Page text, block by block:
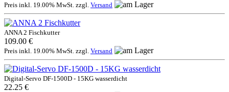
Preis inkl. 19.00% MwSt. zzgl. Versand
ANNA 2 Fischkutter
109.00 €
Preis inkl. 19.00% MwSt. zzgl. Versand
Digital-Servo DF-1500D - 15KG wasserdicht
22.25 €